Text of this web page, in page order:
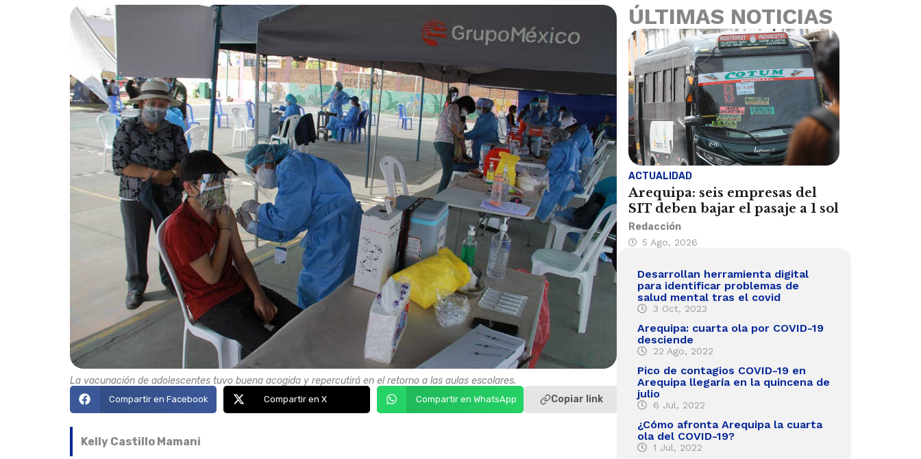
La vacunación de adolescentes tuvo buena acogida y repercutirá en el retorno a las aulas escolares.
Compartir en Facebook Compartir en X Compartir en WhatsApp Copiar link
Kelly Castillo Mamani
ÚLTIMAS NOTICIAS
ACTUALIDAD
Arequipa: seis empresas del
SIT deben bajar el pasaje a 1 sol
Redacción
5 Ago, 2026
Desarrollan herramienta digital
para identificar problemas de
salud mental tras el covid
3 Oct, 2023
Arequipa: cuarta ola por COVID-19
desciende
22 Ago, 2022
Pico de contagios COVID-19 en
Arequipa llegaría en la quincena de
julio
6 Jul, 2022
¿Cómo afronta Arequipa la cuarta
ola del COVID-19?
1 Jul, 2022